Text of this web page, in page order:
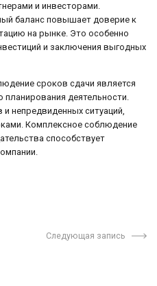
и инвесторами.
баланс повышает доверие к
на рынке. Это особенно
и заключения выгодных
сроков сдачи является
деятельности.
непредвиденных ситуаций,
Комплексное соблюдение
способствует
Следующая запись